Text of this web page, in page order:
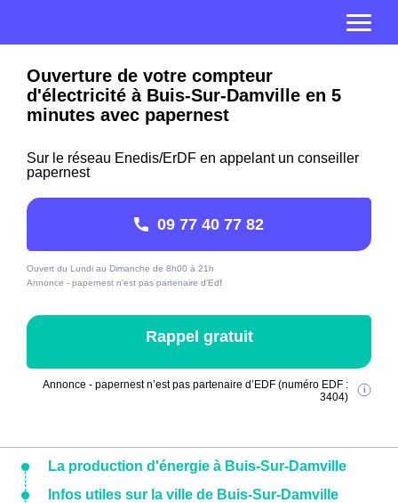
Ouverture de votre compteur
d'électricité à Buis-Sur-Damville en 5
minutes avec papernest
Sur le réseau Enedis/ErDF en appelant un conseiller
papernest
09 77 40 77 82
Ouvert du Lundi au Dimanche de 8h00 à 21h
Annonce - papernest n'est pas partenaire d'Edf
Rappel gratuit
Annonce - papernest n’est pas partenaire d’EDF (numéro EDF :
3404)
La production d'énergie à Buis-Sur-Damville
Infos utiles sur la ville de Buis-Sur-Damville